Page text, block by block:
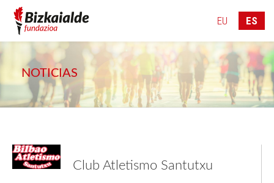
info@bizkaialde.eus
EU ES
NOTICIAS
Club Atletismo Santutxu